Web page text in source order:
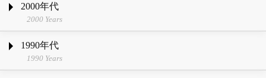
2000年代
2000 Years
1990年代
1990 Years